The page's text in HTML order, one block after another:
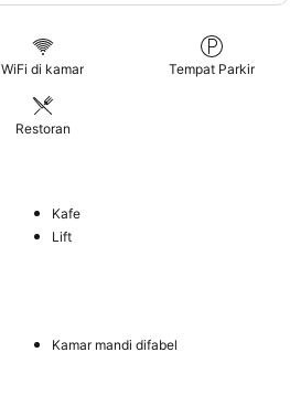
WiFi di kamar Tempat Parkir
Restoran
Kafe
Lift
Kamar mandi difabel